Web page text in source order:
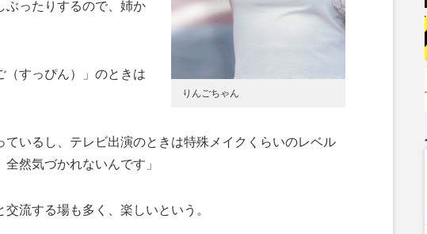
りんごちゃん
ぶったりするので、姉か
すっぴん）」のときは
ているし、テレビ出演のときは特殊メイクくらいのレベル
然気づかれないんです」
流する場も多く、楽しいという。